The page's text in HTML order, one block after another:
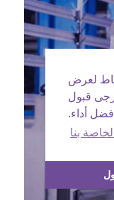
لعرض
قبول
أداء.
بنا